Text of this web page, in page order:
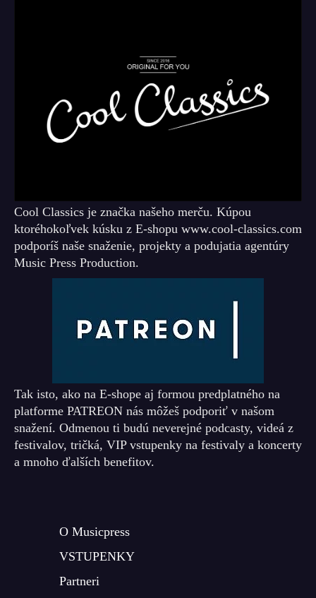
Cool Classics je značka našeho merču. Kúpou
ktoréhokoľvek kúsku z E-shopu www.cool-classics.com
podporíš naše snaženie, projekty a podujatia agentúry
Music Press Production.
Tak isto, ako na E-shope aj formou predplatného na
platforme PATREON nás môžeš podporiť v našom
snažení. Odmenou ti budú neverejné podcasty, videá z
festivalov, tričká, VIP vstupenky na festivaly a koncerty
a mnoho ďalších benefitov.
O Musicpress
VSTUPENKY
Partneri